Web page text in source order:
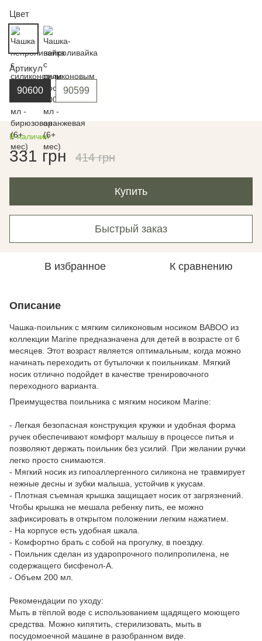
Цвет
Артикул
90600 90599
В наличии
331 грн 414 грн
Купить
Быстрый заказ
В избранное К сравнению
Описание
Чашка-поильник с мягким силиконовым носиком BABOO из
коллекции Marine предназначена для детей в возрасте от 6
месяцев. Этот возраст является оптимальным, когда можно
начинать переходить от бутылочки к поильникам. Мягкий
носик отлично подойдет в качестве тренировочного
переходного варианта.
Преимущества поильника с мягким носиком Marine:
- Легкая безопасная конструкция кружки и удобная форма
ручек обеспечивают комфорт малышу в процессе питья и
позволяют держать поильник без усилий. При желании ручки
легко просто снимаются.
- Мягкий носик из гипоаллергенного силикона не травмирует
нежные десны и зубки малыша, устойчив к укусам.
- Плотная съемная крышка защищает носик от загрязнений.
Чтобы крышка не мешала ребенку пить, ее можно
зафиксировать в открытом положении легким нажатием.
- На корпусе есть удобная шкала.
- Комфортно брать с собой на прогулку, в поездку.
- Поильник сделан из ударопрочного полипропилена, не
содержащего бисфенол-А.
- Объем 200 мл.
Рекомендации по уходу:
Мыть в тёплой воде с использованием щадящего моющего
средства. Можно кипятить, стерилизовать, мыть в
посудомоечной машине в разобранном виде.